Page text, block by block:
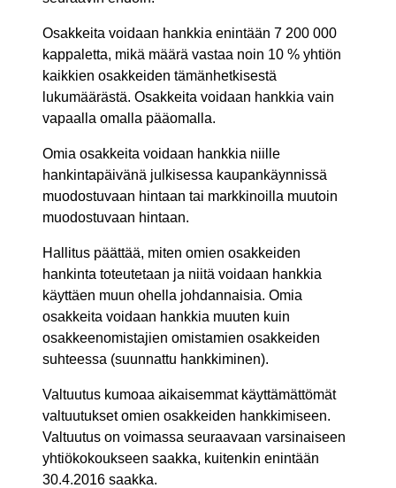
Osakkeita voidaan hankkia enintään 7 200 000
kappaletta, mikä määrä vastaa noin 10 % yhtiön
kaikkien osakkeiden tämänhetkisestä
lukumäärästä. Osakkeita voidaan hankkia vain
vapaalla omalla pääomalla.
Omia osakkeita voidaan hankkia niille
hankintapäivänä julkisessa kaupankäynnissä
muodostuvaan hintaan tai markkinoilla muutoin
muodostuvaan hintaan.
Hallitus päättää, miten omien osakkeiden
hankinta toteutetaan ja niitä voidaan hankkia
käyttäen muun ohella johdannaisia. Omia
osakkeita voidaan hankkia muuten kuin
osakkeenomistajien omistamien osakkeiden
suhteessa (suunnattu hankkiminen).
Valtuutus kumoaa aikaisemmat käyttämättömät
valtuutukset omien osakkeiden hankkimiseen.
Valtuutus on voimassa seuraavaan varsinaiseen
yhtiökokoukseen saakka, kuitenkin enintään
30.4.2016 saakka.